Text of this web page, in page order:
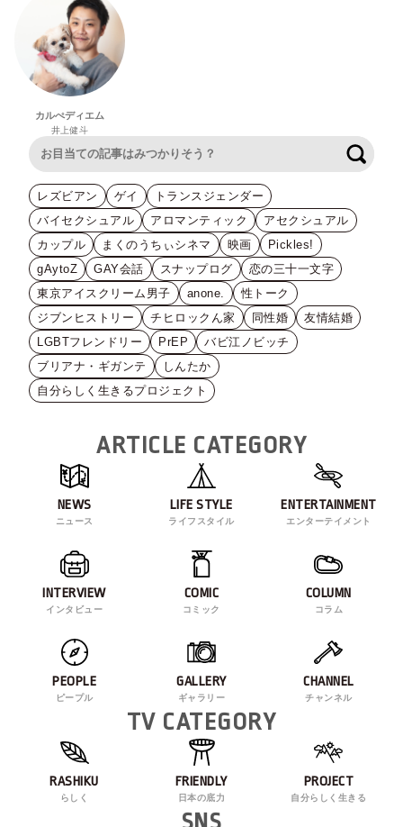
カルぺディエム
井上健斗
レズビアン ゲイ
トランスジェンダー
バイセクシュアル
アロマンティック
アセクシュアル
カップル
まくのうちぃシネマ 映画
Pickles!
gAytoZ
GAY会話 スナップログ
恋の三十一文字
東京アイスクリーム男子
anone.
性トーク
ジブンヒストリー
チヒロックん家 同性婚
友情結婚
LGBTフレンドリー
PrEP
バビ江ノビッチ
ブリアナ・ギガンテ
しんたか
自分らしく生きるプロジェクト
ARTICLE CATEGORY
NEWS
ニュース
LIFE STYLE
ライフスタイル
ENTERTAINMENT
エンターテイメント
INTERVIEW
インタビュー
COMIC
コミック
COLUMN
コラム
PEOPLE
ピープル
GALLERY
ギャラリー
CHANNEL
チャンネル
TV CATEGORY
RASHIKU
らしく
FRIENDLY
日本の底力
PROJECT
自分らしく生きる